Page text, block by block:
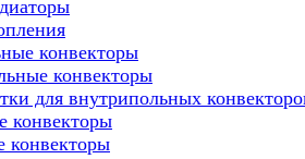
конвекторы
конвекторы
для внутрипольных
конвекторы
конвекторы